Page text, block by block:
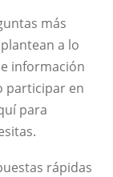
más
a lo
información
participar en
para
rápidas